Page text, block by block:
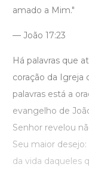
amado a Mim."
— João 17:23
Há palavras que
coração da
palavras está a
evangelho de
Senhor revelou
Seu maior
da vida daqueles